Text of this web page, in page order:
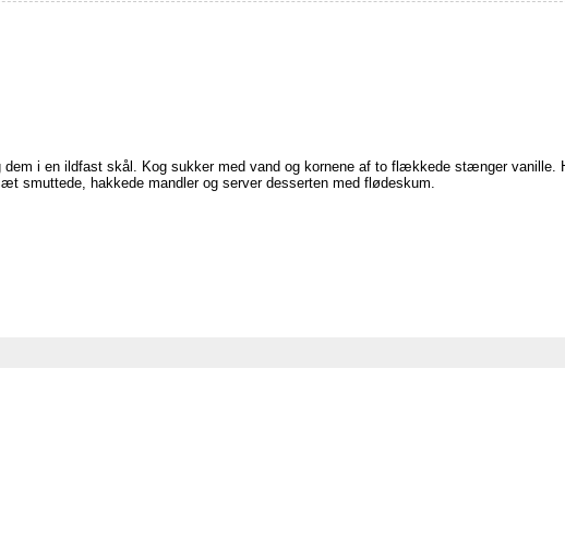
i en ildfast skål. Kog sukker med vand og kornene af to flækkede stænger vanille.
smuttede, hakkede mandler og server desserten med flødeskum.